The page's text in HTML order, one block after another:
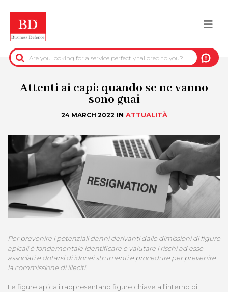
main
content
BACK
PRE-CONTRACTUAL INFORMATION
CREDIT-COLLECTION INFORMATION
REAL-ESTATE INFORMATION
OFFICIAL DATA
DUE DILIGENCE
ANTI-FRAUD SERVICES
Attenti ai capi: quando se ne vanno
sono guai
24 MARCH 2022 IN ATTUALITÀ
Per prevenire i potenziali danni derivanti dalle dimissioni di figure
apicali è fondamentale identificare e valutare i rischi ad esse
associati e dotarsi di idonei strumenti e procedure per prevenire
la commissione di illeciti.
Le figure apicali rappresentano figure chiave all’interno di